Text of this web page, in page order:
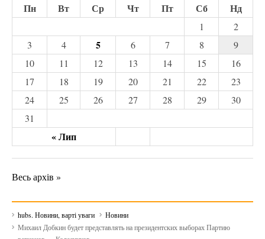
Пн
Вт Ср Чт Пт Сб Нд
« Лип
1
2
3
4 5 6 7 8
9
10
11 12 13 14 15
16
17
18 19 20 21 22
23
24
25 26 27 28 29
30
31
Весь архів »
hubs. Новини, варті уваги
Новини
Михаил Добкин будет представлять на президентских выборах Партию